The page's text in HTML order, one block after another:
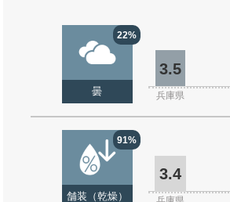
22%
曇
3.5
兵庫県
91%
舗装（乾燥）
3.4